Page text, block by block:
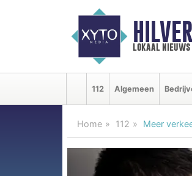
lokaal nieuws
112 Algemeen
Home 112 Meer